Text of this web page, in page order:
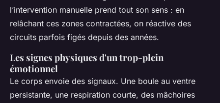
l’intervention manuelle prend tout son sens : en
relâchant ces zones contractées, on réactive des
circuits parfois figés depuis des années.
Les signes physiques d'un trop-plein
émotionnel
Le corps envoie des signaux. Une boule au ventre
persistante, une respiration courte, des mâchoires